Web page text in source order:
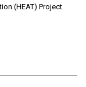
(HEAT) Project